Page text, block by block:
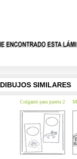
DIBUJOS SIMILARES
Colgante para puerta 2